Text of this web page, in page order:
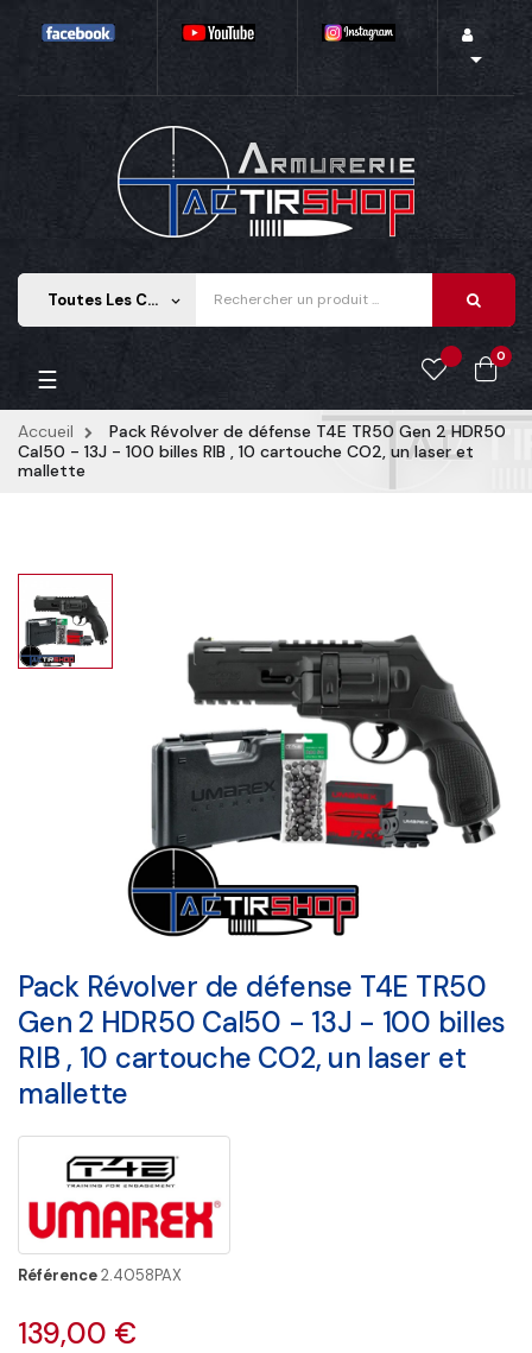

Toutes Les Catégories keyboard_arrow_down
0
Basculer
la
navigation
☰
Accueil
Pack Révolver de défense T4E TR50 Gen 2 HDR50
Cal50 - 13J - 100 billes RIB , 10 cartouche CO2, un laser et
mallette
Pack Révolver de défense T4E TR50
Gen 2 HDR50 Cal50 - 13J - 100 billes
RIB , 10 cartouche CO2, un laser et
mallette
Référence2.4058PAX
139,00 €